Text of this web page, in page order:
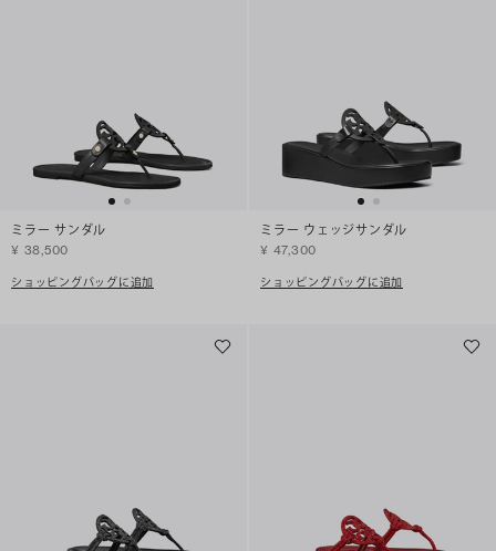
ミラー サンダル
¥ 38,500
ショッピングバッグに追加
ミラー ウェッジサンダル
¥ 47,300
ショッピングバッグに追加